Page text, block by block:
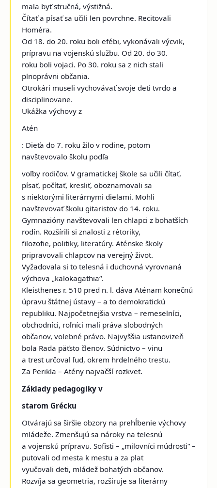
mala byť stručná, výstižná.
Čítať a písať sa učili len povrchne. Recitovali
Homéra.
Od 18. do 20. roku boli efébi, vykonávali výcvik,
prípravu na vojenskú službu. Od 20. do 30.
roku boli vojaci. Po 30. roku sa z nich stali
plnoprávni občania.
Otrokári museli vychovávať svoje deti tvrdo a
disciplinovane.
Ukážka výchovy z
Atén
: Dieťa do 7. roku žilo v rodine, potom
navštevovalo školu podľa
voľby rodičov. V gramatickej škole sa učili čítať,
písať, počítať, kresliť, oboznamovali sa
s niektorými literárnymi dielami. Mohli
navštevovať školu gitaristov do 14. roku.
Gymnazióny navštevovali len chlapci z bohatších
rodín. Rozšírili si znalosti z rétoriky,
filozofie, politiky, literatúry. Aténske školy
pripravovali chlapcov na verejný život.
Vyžadovala si to telesná i duchovná vyrovnaná
výchova „kalokagathia“.
Kleisthenes r. 510 pred n. l. dáva Aténam konečnú
úpravu štátnej ústavy – a to demokratickú
republiku. Najpočetnejšia vrstva – remeselníci,
obchodníci, roľníci mali práva slobodných
občanov, volebné právo. Najvyššia ustanovizeň
bola Rada päťsto členov. Súdnictvo – vinu
a trest určoval ľud, okrem hrdelného trestu.
Za Perikla – Atény najväčší rozkvet.
Základy pedagogiky v
starom Grécku
Otvárajú sa širšie obzory na prehĺbenie výchovy
mládeže. Zmenšujú sa nároky na telesnú
a vojenskú prípravu. Sofisti – „milovníci múdrosti“ –
putovali od mesta k mestu a za plat
vyučovali deti, mládež bohatých občanov.
Rozvíja sa geometria, rozširuje sa literárny